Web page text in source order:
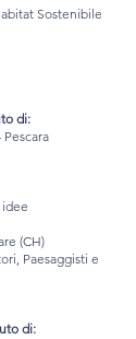
Sostenibile
di:
idee
(CH)
Paesaggisti e
di: